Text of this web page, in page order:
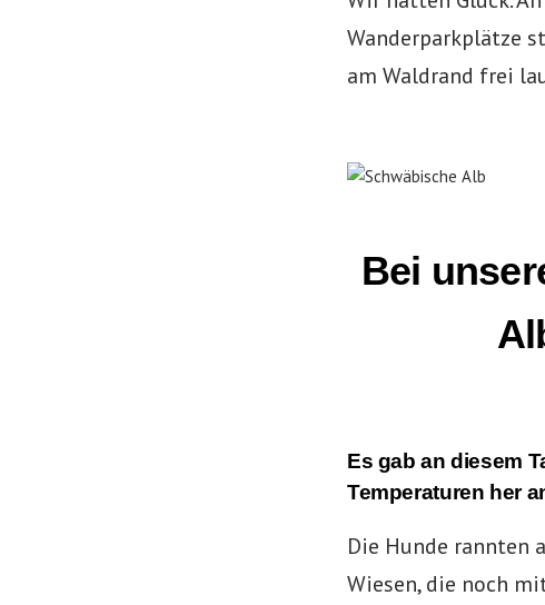
Wanderparkplätze
am Waldrand frei
Bei
Es gab an diesem
Temperaturen her
Die Hunde rannten
Wiesen, die noch